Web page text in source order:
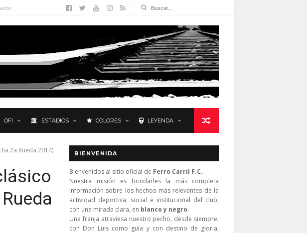
OFI ESTADIOS COLORES LEYENDA
2a Rueda 2014) BIENVENIDA
Bienvenidos al sitio oficial de Ferro Carril F.C.
Nuestra misión es brindarles la más completa
información sobre los hechos más relevantes de la
actividad deportiva, social e institucional del club,
con una mirada clara, en blanco y negro.
Una franja atraviesa nuestro pecho, desde siempre,
con Don Luis como guía y con destino de gloria,